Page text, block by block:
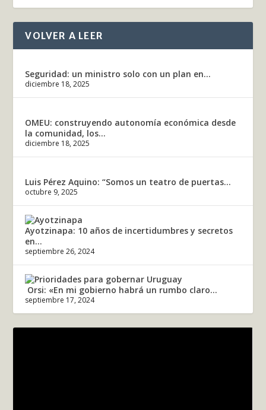
VOLVER A LEER
Seguridad: un ministro solo con un plan en...
diciembre 18, 2025
OMEU: construyendo autonomía económica desde
la comunidad, los...
diciembre 18, 2025
Luis Pérez Aquino: “Somos un teatro de puertas...
octubre 9, 2025
Ayotzinapa: 10 años de incertidumbres y secretos
en...
septiembre 26, 2024
Orsi: «En mi gobierno habrá un rumbo claro...
septiembre 17, 2024